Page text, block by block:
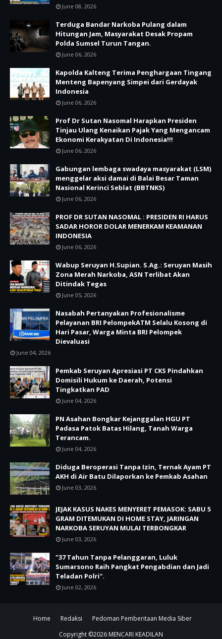
June 08, 2026
Terduga Bandar Narkoba Pulang dalam
Hitungan Jam, Masyarakat Desak Propam
Polda Sumsel Turun Tangan.
June 06, 2026
Kapolda Kalteng Terima Penghargaan Tingang
Menteng Bapenyang Simpei dari Gerdayak
Indonesia
June 06, 2026
Prof Dr Sutan Nasomal Harapkan Presiden
Tinjau Ulang Kenaikan Pajak Yang Mengancam
Ekonomi Kerakyatan Di Indonesia!!!
June 06, 2026
Gabungan lembaga swadaya masyarakat (LSM)
menggelar aksi damai di Balai Besar Taman
Nasional Kerinci Seblat (BBTNKS)
June 06, 2026
PROF DR SUTAN NASOMAL : PRESIDEN RI HARUS
SADAR HOROR DOLAR MENERKAM KEAMANAN
INDONESIA
June 06, 2026
Wabup Seruyan H.Supian. S.Ag.: Seruyan Masih
Zona Merah Narkoba, ASN Terlibat Akan
Ditindak Tegas
June 05, 2026
Nasabah Pertanyakan Profesionalisme
Pelayanan BRI PelompekATM Selalu Kosong di
Hari Pasar, Warga Minta BRI Pelompek
Dievaluasi
June 04, 2026
Pemkab Seruyan Apresiasi PT CKS Pindahkan
Domisili Hukum ke Daerah, Potensi
Tingkatkan PAD
June 04, 2026
PN Asahan Bongkar Kejanggalan HGU PT
Padasa Patok Batas Hilang, Tanah Warga
Terancam.
June 04, 2026
Diduga Beroperasi Tanpa Izin, Ternak Ayam PT
AKH di Air Batu Dilaporkan ke Pemkab Asahan
June 03, 2026
JEJAK KASUS NAKES MENYERET PEMASOK: SABU 5
GRAM DITEMUKAN DI HOME STAY, JARINGAN
NARKOBA SERUYAN MULAI TERBONGKAR
June 03, 2026
"37 Tahun Tanpa Pelanggaran, Luluk
Sumarsono Raih Pangkat Pengabdian dan Jadi
Teladan Polri".
June 02, 2026
Home Redaksi
Pedoman Pemberitaan Media Siber
Copyright ©2026 MENCARI KEADILAN